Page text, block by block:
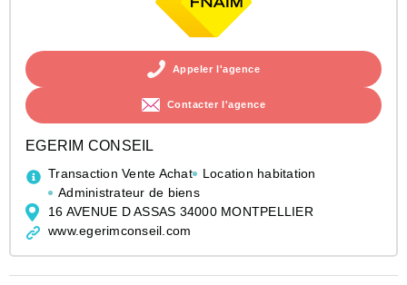
Appeler l'agence
Contacter l'agence
EGERIM CONSEIL
Transaction Vente Achat
Location habitation
Administrateur de biens
16 AVENUE D ASSAS 34000 MONTPELLIER
www.egerimconseil.com